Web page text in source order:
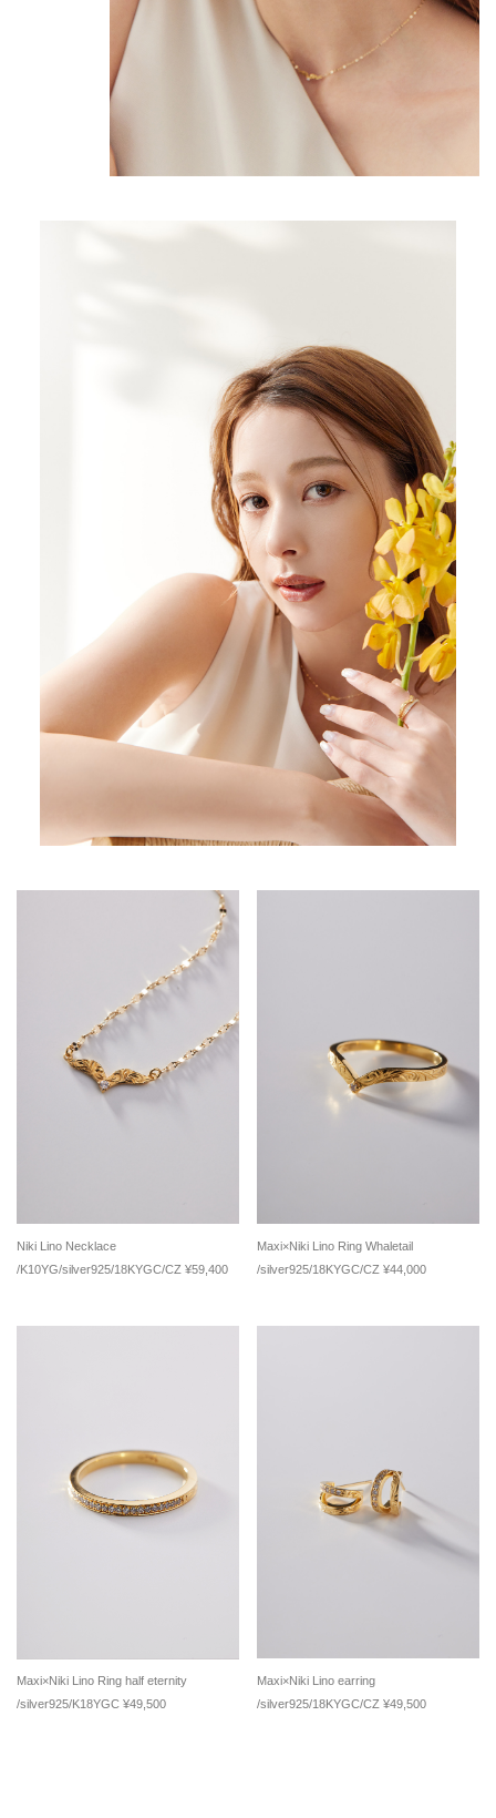
Niki Lino Necklace
/K10YG/silver925/18KYGC/CZ ¥59,400
Maxi×Niki Lino Ring Whaletail
/silver925/18KYGC/CZ ¥44,000
Maxi×Niki Lino Ring half eternity
/silver925/K18YGC ¥49,500
Maxi×Niki Lino earring
/silver925/18KYGC/CZ ¥49,500